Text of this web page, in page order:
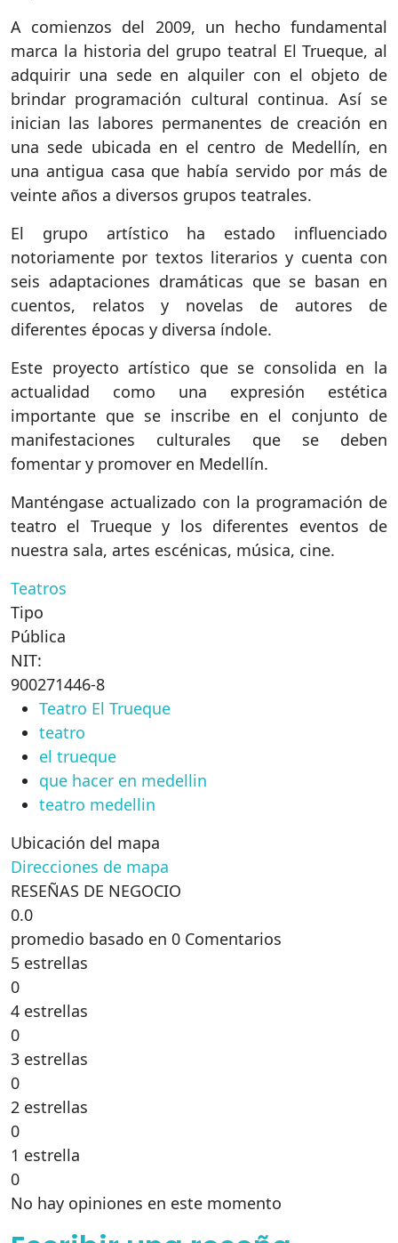
A comienzos del 2009, un hecho fundamental
marca la historia del grupo teatral El Trueque, al
adquirir una sede en alquiler con el objeto de
brindar programación cultural continua. Así se
inician las labores permanentes de creación en
una sede ubicada en el centro de Medellín, en
una antigua casa que había servido por más de
veinte años a diversos grupos teatrales.
El grupo artístico ha estado influenciado
notoriamente por textos literarios y cuenta con
seis adaptaciones dramáticas que se basan en
cuentos, relatos y novelas de autores de
diferentes épocas y diversa índole.
Este proyecto artístico que se consolida en la
actualidad como una expresión estética
importante que se inscribe en el conjunto de
manifestaciones culturales que se deben
fomentar y promover en Medellín.
Manténgase actualizado con la programación de
teatro el Trueque y los diferentes eventos de
nuestra sala, artes escénicas, música, cine.
Teatros
Tipo
Pública
NIT:
900271446-8
Teatro El Trueque
teatro
el trueque
que hacer en medellin
teatro medellin
Ubicación del mapa
Direcciones de mapa
RESEÑAS DE NEGOCIO
0.0
promedio basado en 0 Comentarios
5 estrellas
0
4 estrellas
0
3 estrellas
0
2 estrellas
0
1 estrella
0
No hay opiniones en este momento